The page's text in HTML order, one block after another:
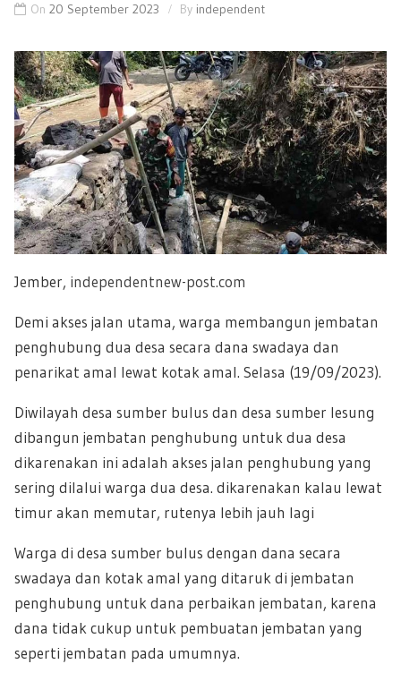
On 20 September 2023 By independent
Jember, independentnew-post.com
Demi akses jalan utama, warga membangun jembatan
penghubung dua desa secara dana swadaya dan
penarikat amal lewat kotak amal. Selasa (19/09/2023).
Diwilayah desa sumber bulus dan desa sumber lesung
dibangun jembatan penghubung untuk dua desa
dikarenakan ini adalah akses jalan penghubung yang
sering dilalui warga dua desa. dikarenakan kalau lewat
timur akan memutar, rutenya lebih jauh lagi
Warga di desa sumber bulus dengan dana secara
swadaya dan kotak amal yang ditaruk di jembatan
penghubung untuk dana perbaikan jembatan, karena
dana tidak cukup untuk pembuatan jembatan yang
seperti jembatan pada umumnya.